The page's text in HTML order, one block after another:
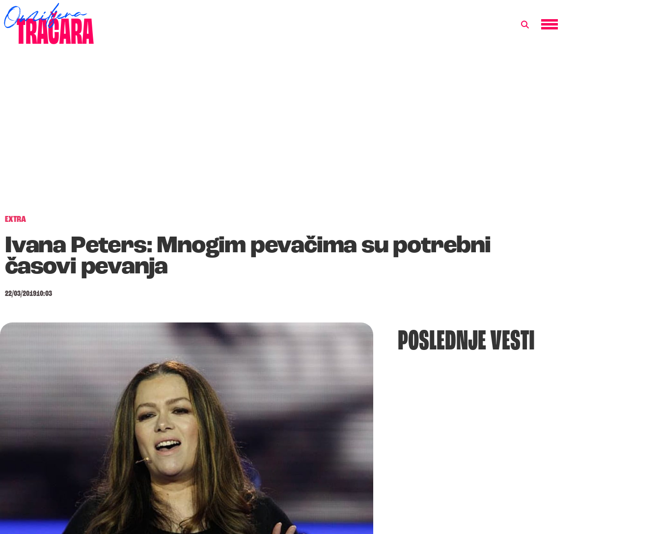
EXTRA
Ivana Peters: Mnogim pevačima su potrebni
časovi pevanja
22/03/201910:03
POSLEDNJE VESTI